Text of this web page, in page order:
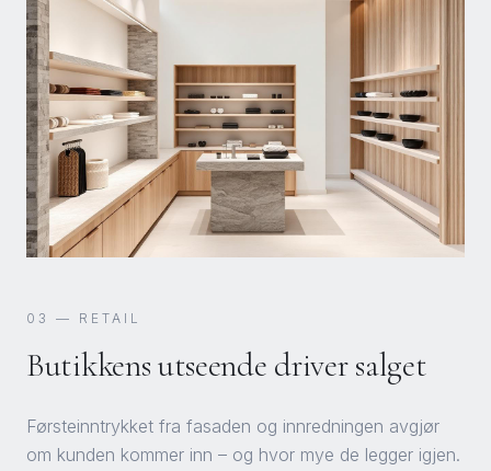
03 — RETAIL
Butikkens utseende driver salget
Førsteinntrykket fra fasaden og innredningen avgjør
om kunden kommer inn – og hvor mye de legger igjen.